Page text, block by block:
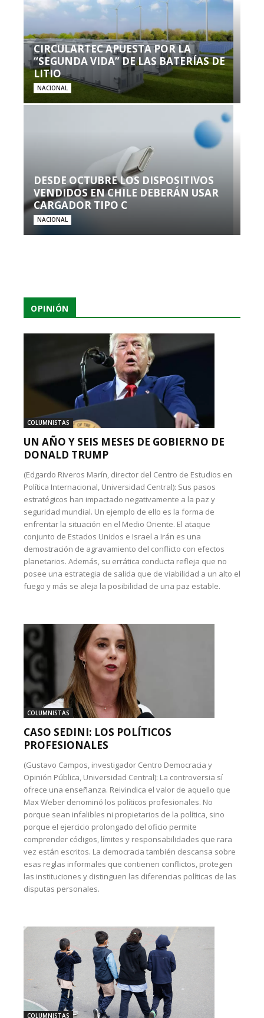
CIRCULARTEC APUESTA POR LA
“SEGUNDA VIDA” DE LAS BATERÍAS DE
LITIO
NACIONAL
DESDE OCTUBRE LOS DISPOSITIVOS
VENDIDOS EN CHILE DEBERÁN USAR
CARGADOR TIPO C
NACIONAL
OPINIÓN
COLUMNISTAS
UN AÑO Y SEIS MESES DE GOBIERNO DE
DONALD TRUMP
(Edgardo Riveros Marín, director del Centro de Estudios en
Política Internacional, Universidad Central): Sus pasos
estratégicos han impactado negativamente a la paz y
seguridad mundial. Un ejemplo de ello es la forma de
enfrentar la situación en el Medio Oriente. El ataque
conjunto de Estados Unidos e Israel a Irán es una
demostración de agravamiento del conflicto con efectos
planetarios. Además, su errática conducta refleja que no
posee una estrategia de salida que de viabilidad a un alto el
fuego y más se aleja la posibilidad de una paz estable.
COLUMNISTAS
CASO SEDINI: LOS POLÍTICOS
PROFESIONALES
(Gustavo Campos, investigador Centro Democracia y
Opinión Pública, Universidad Central): La controversia sí
ofrece una enseñanza. Reivindica el valor de aquello que
Max Weber denominó los políticos profesionales. No
porque sean infalibles ni propietarios de la política, sino
porque el ejercicio prolongado del oficio permite
comprender códigos, límites y responsabilidades que rara
vez están escritos. La democracia también descansa sobre
esas reglas informales que contienen conflictos, protegen
las instituciones y distinguen las diferencias políticas de las
disputas personales.
COLUMNISTAS